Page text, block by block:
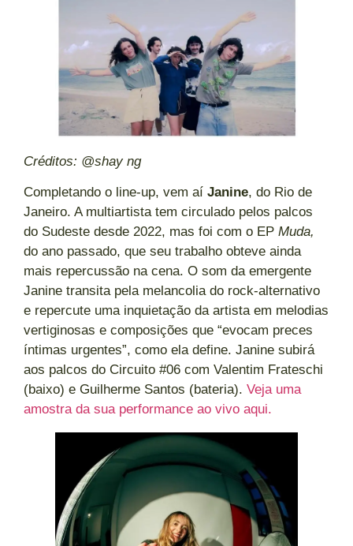
Créditos: @shay ng
Completando o line-up, vem aí Janine, do Rio de
Janeiro. A multiartista tem circulado pelos palcos
do Sudeste desde 2022, mas foi com o EP Muda,
do ano passado, que seu trabalho obteve ainda
mais repercussão na cena. O som da emergente
Janine transita pela melancolia do rock-alternativo
e repercute uma inquietação da artista em melodias
vertiginosas e composições que “evocam preces
íntimas urgentes”, como ela define. Janine subirá
aos palcos do Circuito #06 com Valentim Frateschi
(baixo) e Guilherme Santos (bateria). Veja uma
amostra da sua performance ao vivo aqui.